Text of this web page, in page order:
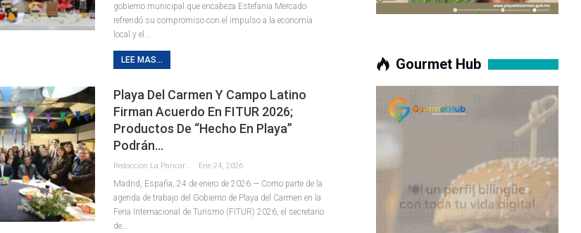
gobierno municipal que encabeza Estefanía Mercado
refrendó su compromiso con el impulso a la economía
local y el
LEE MAS...
Playa Del Carmen Y Campo Latino
Firman Acuerdo En FITUR 2026;
Productos De “Hecho En Playa”
Podrán…
Ene 24, 2026
Madrid, España, 24 de enero de 2026.— Como parte de la
agenda de trabajo del Gobierno de Playa del Carmen en la
Feria Internacional de Turismo (FITUR) 2026, el secretario
de
Gourmet Hub